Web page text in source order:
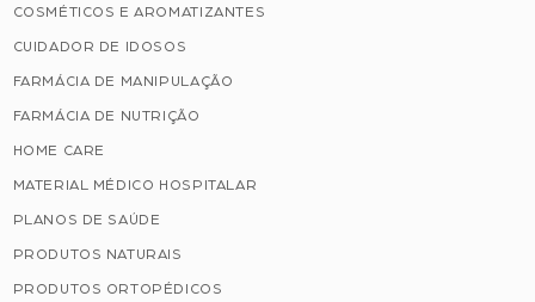
COSMÉTICOS E AROMATIZANTES
CUIDADOR DE IDOSOS
FARMÁCIA DE MANIPULAÇÃO
FARMÁCIA DE NUTRIÇÃO
HOME CARE
MATERIAL MÉDICO HOSPITALAR
PLANOS DE SAÚDE
PRODUTOS NATURAIS
PRODUTOS ORTOPÉDICOS